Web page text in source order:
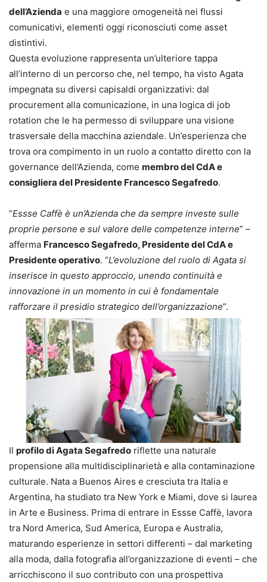
dell’Azienda e una maggiore omogeneità nei flussi
comunicativi, elementi oggi riconosciuti come asset
distintivi.
Questa evoluzione rappresenta un’ulteriore tappa
all’interno di un percorso che, nel tempo, ha visto Agata
impegnata su diversi capisaldi organizzativi: dal
procurement alla comunicazione, in una logica di job
rotation che le ha permesso di sviluppare una visione
trasversale della macchina aziendale. Un’esperienza che
trova ora compimento in un ruolo a contatto diretto con la
governance dell’Azienda, come membro del CdA e
consigliera del Presidente Francesco Segafredo.
“Essse Caffè è un’Azienda che da sempre investe sulle
proprie persone e sul valore delle competenze interne” –
afferma Francesco Segafredo, Presidente del CdA e
Presidente operativo. “L’evoluzione del ruolo di Agata si
inserisce in questo approccio, unendo continuità e
innovazione in un momento in cui è fondamentale
rafforzare il presidio strategico dell’organizzazione”.
Il profilo di Agata Segafredo riflette una naturale
propensione alla multidisciplinarietà e alla contaminazione
culturale. Nata a Buenos Aires e cresciuta tra Italia e
Argentina, ha studiato tra New York e Miami, dove si laurea
in Arte e Business. Prima di entrare in Essse Caffè, lavora
tra Nord America, Sud America, Europa e Australia,
maturando esperienze in settori differenti – dal marketing
alla moda, dalla fotografia all’organizzazione di eventi – che
arricchiscono il suo contributo con una prospettiva